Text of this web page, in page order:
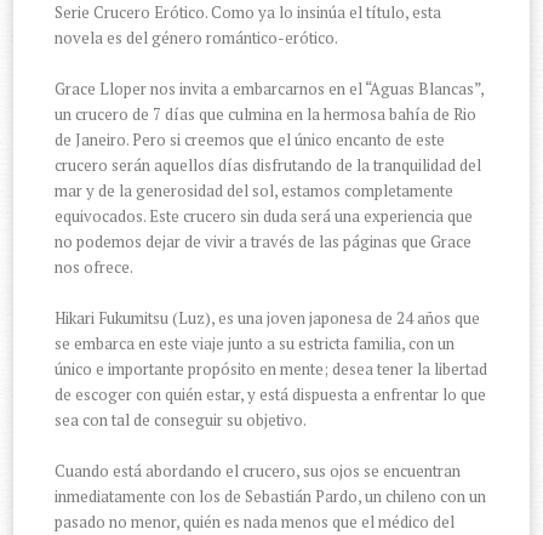
Serie Crucero Erótico. Como ya lo insinúa el título, esta
novela es del género romántico-erótico.
Grace Lloper nos invita a embarcarnos en el “Aguas Blancas”,
un crucero de 7 días que culmina en la hermosa bahía de Rio
de Janeiro. Pero si creemos que el único encanto de este
crucero serán aquellos días disfrutando de la tranquilidad del
mar y de la generosidad del sol, estamos completamente
equivocados. Este crucero sin duda será una experiencia que
no podemos dejar de vivir a través de las páginas que Grace
nos ofrece.
Hikari Fukumitsu (Luz), es una joven japonesa de 24 años que
se embarca en este viaje junto a su estricta familia, con un
único e importante propósito en mente; desea tener la libertad
de escoger con quién estar, y está dispuesta a enfrentar lo que
sea con tal de conseguir su objetivo.
Cuando está abordando el crucero, sus ojos se encuentran
inmediatamente con los de Sebastián Pardo, un chileno con un
pasado no menor, quién es nada menos que el médico del